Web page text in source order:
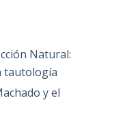
Natural:
tautología
y el